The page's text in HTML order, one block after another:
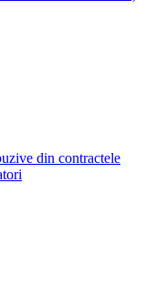
din contractele